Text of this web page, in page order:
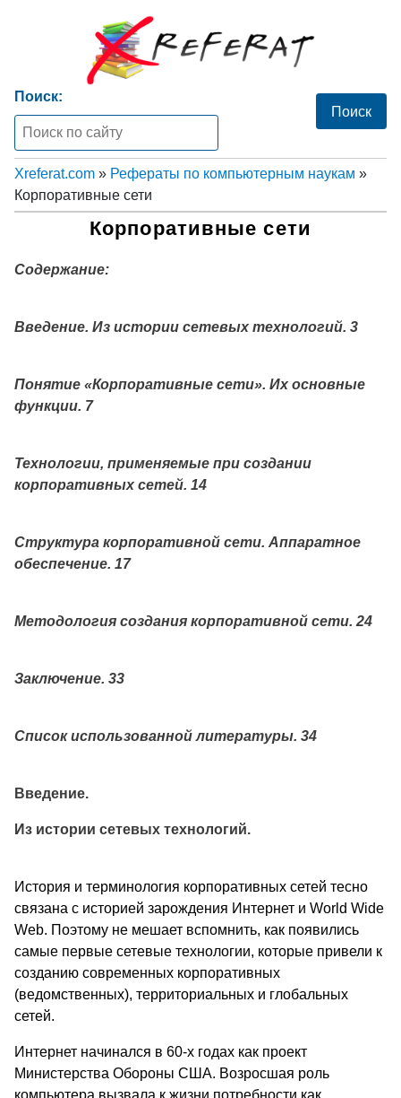
Поиск:
Xreferat.com » Рефераты по компьютерным наукам »
Корпоративные сети
Корпоративные сети
Содержание:
Введение. Из истории сетевых технологий. 3
Понятие «Корпоративные сети». Их основные
функции. 7
Технологии, применяемые при создании
корпоративных сетей. 14
Структура корпоративной сети. Аппаратное
обеспечение. 17
Методология создания корпоративной сети. 24
Заключение. 33
Список использованной литературы. 34
Введение.
Из истории сетевых технологий.
История и терминология корпоративных сетей тесно
связана с историей зарождения Интернет и World Wide
Web. Поэтому не мешает вспомнить, как появились
самые первые сетевые технологии, которые привели к
созданию современных корпоративных
(ведомственных), территориальных и глобальных
сетей.
Интернет начинался в 60-х годах как проект
Министерства Обороны США. Возросшая роль
компьютера вызвала к жизни потребности как